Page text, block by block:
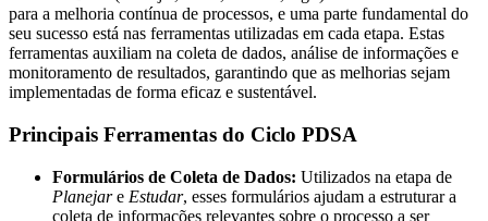
para a melhoria contínua de processos, e uma parte fundamental do
seu sucesso está nas ferramentas utilizadas em cada etapa. Estas
ferramentas auxiliam na coleta de dados, análise de informações e
monitoramento de resultados, garantindo que as melhorias sejam
implementadas de forma eficaz e sustentável.
Principais Ferramentas do Ciclo PDSA
Formulários de Coleta de Dados: Utilizados na etapa de
Planejare Estudar, esses formulários ajudam a estruturar a
coleta de informações relevantes sobre o processo a ser